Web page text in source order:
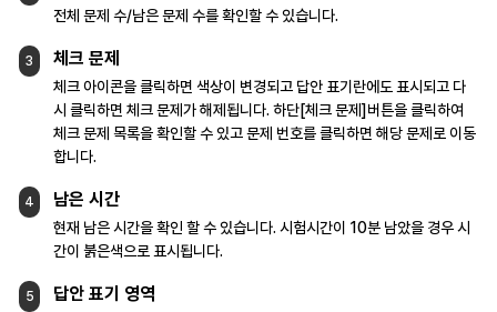
전체 문제 수/남은 문제 수를 확인할 수 있습니다.
3 체크 문제
체크 아이콘을 클릭하면 색상이 변경되고 답안표기란에도 표시되고 다
시 클릭하면 체크 문제가해제됩니다. 하단[체크 문제]버튼을 클릭하여
체크 문제목록을 확인할 수 있고 문제 번호를 클릭하면 해당문제로 이동
합니다.
4 남은 시간
현재 남은 시간을 확인 할 수 있습니다.시험시간이 10분 남았을 경우 시
간이 붉은색으로 표시됩니다.
5 답안 표기 영역